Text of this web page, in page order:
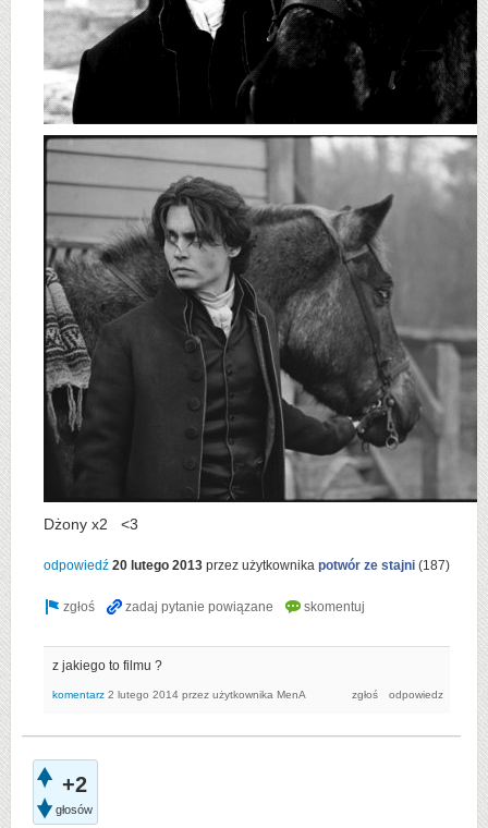
Dżony x2 <3
odpowiedź 20 lutego 2013 przez użytkownika potwór ze stajni (187)
z jakiego to filmu ?
komentarz 2 lutego 2014 przez użytkownika MenA
+2
głosów